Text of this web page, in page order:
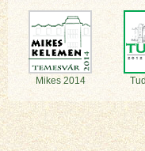
Mikes 2014